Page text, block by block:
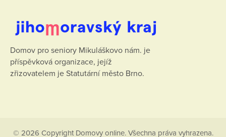
Domov pro seniory Mikuláškovo nám. je
příspěvková organizace, jejíž
zřizovatelem je Statutární město Brno.
© 2026 Copyright Domovy online. Všechna práva vyhrazena.